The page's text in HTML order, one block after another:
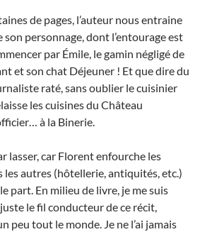
de pages, l’auteur nous entraine
personnage, dont l’entourage est
par Émile, le gamin négligé de
et son chat Déjeuner ! Et que dire du
raté, sans oublier le cuisinier
les cuisines du Château
à la Binerie.
lasser, car Florent enfourche les
les autres (hôtellerie, antiquités, etc.)
part. En milieu de livre, je me suis
le fil conducteur de ce récit,
peu tout le monde. Je ne l’ai jamais